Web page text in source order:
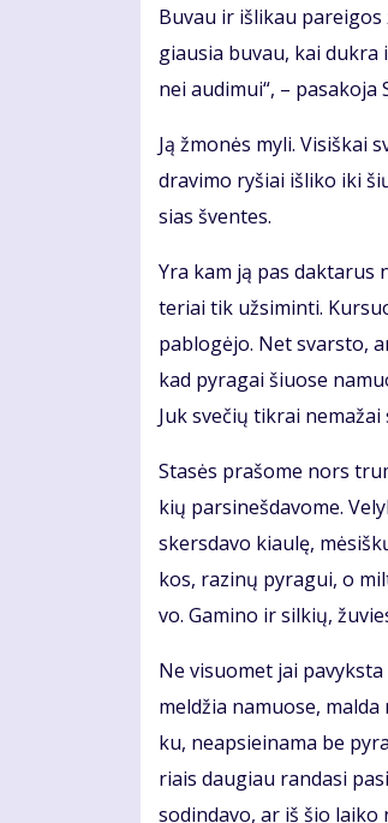
Bu­vau ir iš­li­kau
giau­sia bu­vau, kai duk­ra
nei au­di­mui“, –
Ją žmo­nės my­li.
dra­vi­mo ry­šiai iš­li­ko iki
sias šven­tes.
Yra kam ją pas dak­ta­rus
te­riai tik už­si­min­ti.
pa­blo­gė­jo. Net svars­to,
kad py­ra­gai šiuo­se
Juk sve­čių tik­rai ne­ma­žai
Sta­sės pra­šo­me nors
kių par­si­neš­da­vo­me.
skers­da­vo kiau­lę,
kos, ra­zi­nų py­ra­gui, o
vo. Ga­mi­no ir sil­kių,
Ne vi­suo­met jai
mel­džia na­muo­se,
ku, neap­si­ei­na­ma be
riais dau­giau ran­da­si
so­din­da­vo, ar iš šio lai­ko